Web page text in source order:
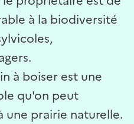
à la biodiversité
à boiser est une
qu'on peut
une prairie naturelle.